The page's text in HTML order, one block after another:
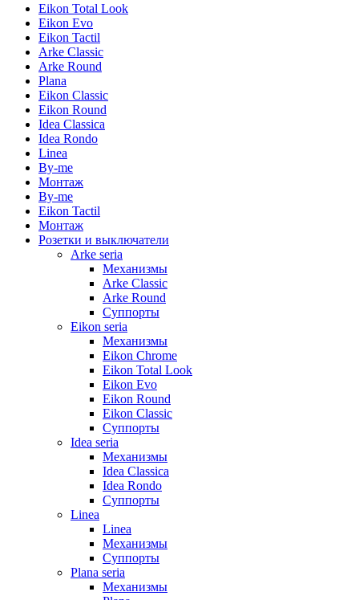
Eikon Total Look
Eikon Evo
Eikon Tactil
Arke Classic
Arke Round
Plana
Eikon Classic
Eikon Round
Idea Classica
Idea Rondo
Linea
By-me
Монтаж
By-me
Eikon Tactil
Монтаж
Розетки и выключатели
Arke seria
Механизмы
Arke Classic
Arke Round
Суппорты
Eikon seria
Механизмы
Eikon Chrome
Eikon Total Look
Eikon Evo
Eikon Round
Eikon Classic
Суппорты
Idea seria
Механизмы
Idea Classica
Idea Rondo
Суппорты
Linea
Linea
Механизмы
Суппорты
Plana seria
Механизмы